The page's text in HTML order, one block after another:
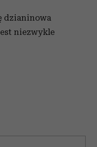
dzianinowa
niezwykle